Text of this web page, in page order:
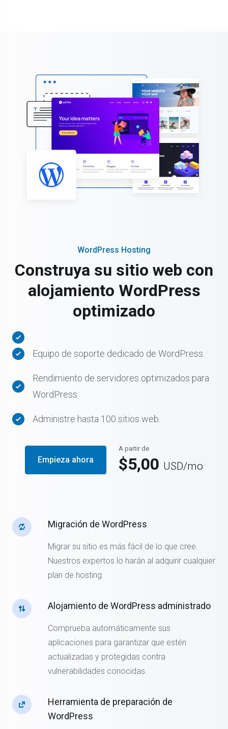
WordPress Hosting
Construya su sitio web con
alojamiento WordPress
optimizado
Equipo de soporte dedicado de WordPress.
Rendimiento de servidores optimizados para
WordPress.
Administre hasta 100 sitios web.
Empieza ahora
A partir de
$5,00 USD/mo
Migración de WordPress
Migrar su sitio es más fácil de lo que cree.
Nuestros expertos lo harán al adquirir cualquier
plan de hosting.
Alojamiento de WordPress administrado
Comprueba automáticamente sus
aplicaciones para garantizar que estén
actualizadas y protegidas contra
vulnerabilidades conocidas.
Herramienta de preparación de
WordPress